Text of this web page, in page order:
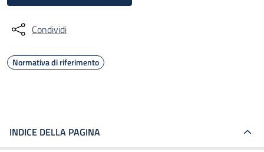
Condividi
Normativa di riferimento
INDICE DELLA PAGINA